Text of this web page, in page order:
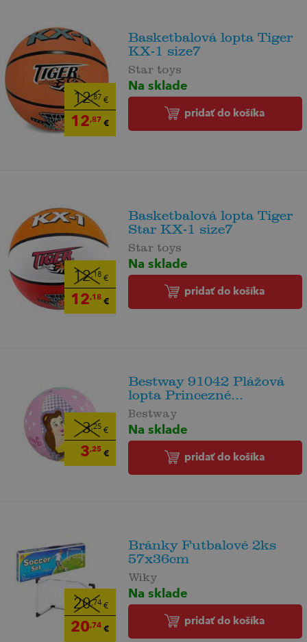
12,87 €
12,87 €
Basketbalová lopta Tiger
KX-1 size7
Star toys
Na sklade
pridať do košíka
12,18€
12,18€
Basketbalová lopta Tiger
Star KX-1 size7
Star toys
Na sklade
pridať do košíka
3,25€
3,25€
Bestway 91042 Plážová
lopta Princezné...
Bestway
Na sklade
pridať do košíka
20,74€
20,74€
Bránky Futbalové 2ks
57x36cm
Wiky
Na sklade
pridať do košíka